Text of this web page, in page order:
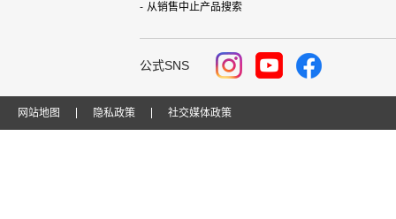
从销售中止产品搜索
公式SNS
网站地图 隐私政策 社交媒体政策